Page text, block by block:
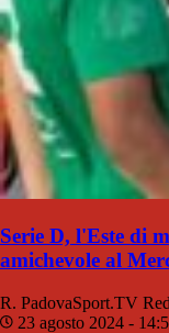
Serie D, l'Este di
amichevole al
R. PadovaSport.TV
23 agosto 2024 -